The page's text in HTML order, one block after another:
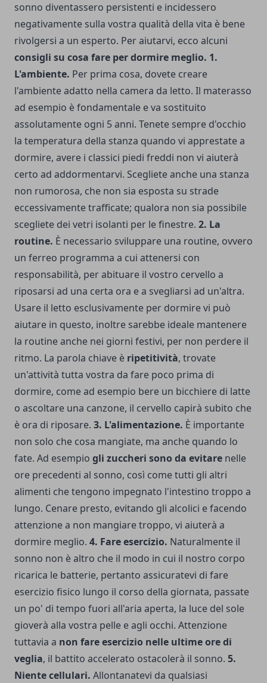
sonno diventassero persistenti e incidessero
negativamente sulla vostra qualità della vita è bene
rivolgersi a un esperto. Per aiutarvi, ecco alcuni
consigli su cosa fare per dormire meglio. 1.
L'ambiente. Per prima cosa, dovete creare
l'ambiente adatto nella camera da letto. Il materasso
ad esempio è fondamentale e va sostituito
assolutamente ogni 5 anni. Tenete sempre d'occhio
la temperatura della stanza quando vi apprestate a
dormire, avere i classici piedi freddi non vi aiuterà
certo ad addormentarvi. Scegliete anche una stanza
non rumorosa, che non sia esposta su strade
eccessivamente trafficate; qualora non sia possibile
scegliete dei vetri isolanti per le finestre. 2. La
routine. È necessario sviluppare una routine, ovvero
un ferreo programma a cui attenersi con
responsabilità, per abituare il vostro cervello a
riposarsi ad una certa ora e a svegliarsi ad un'altra.
Usare il letto esclusivamente per dormire vi può
aiutare in questo, inoltre sarebbe ideale mantenere
la routine anche nei giorni festivi, per non perdere il
ritmo. La parola chiave è ripetitività, trovate
un'attività tutta vostra da fare poco prima di
dormire, come ad esempio bere un bicchiere di latte
o ascoltare una canzone, il cervello capirà subito che
è ora di riposare. 3. L'alimentazione. È importante
non solo che cosa mangiate, ma anche quando lo
fate. Ad esempio gli zuccheri sono da evitare nelle
ore precedenti al sonno, così come tutti gli altri
alimenti che tengono impegnato l'intestino troppo a
lungo. Cenare presto, evitando gli alcolici e facendo
attenzione a non mangiare troppo, vi aiuterà a
dormire meglio. 4. Fare esercizio. Naturalmente il
sonno non è altro che il modo in cui il nostro corpo
ricarica le batterie, pertanto assicuratevi di fare
esercizio fisico lungo il corso della giornata, passate
un po' di tempo fuori all'aria aperta, la luce del sole
gioverà alla vostra pelle e agli occhi. Attenzione
tuttavia a non fare esercizio nelle ultime ore di
veglia, il battito accelerato ostacolerà il sonno. 5.
Niente cellulari. Allontanatevi da qualsiasi